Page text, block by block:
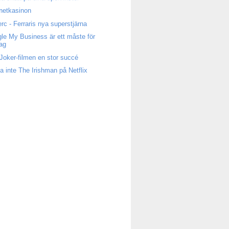
- Ferraris nya superstjärna
My Business är ett måste för
filmen en stor succé
inte The Irishman på Netflix